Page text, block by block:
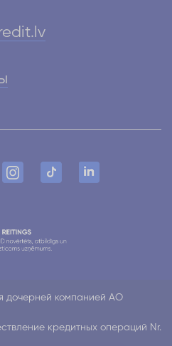
дочерней компанией АО
кредитных операций Nr.